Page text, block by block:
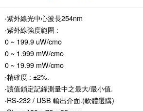
‧紫外線光中心波長254nm
‧紫外線強度範圍 :
0 ~ 199.9 uW/cmo
0 ~ 1.999 mW/cmo
0 ~ 19.99 mW/cmo
‧精確度 : ±2%.
‧讀值鎖定記錄測量中之最大/最小值.
‧RS-232 / USB 輸出介面.(軟體選購)